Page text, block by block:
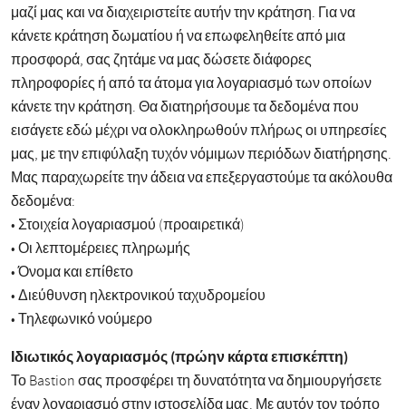
μαζί μας και να διαχειριστείτε αυτήν την κράτηση. Για να
κάνετε κράτηση δωματίου ή να επωφεληθείτε από μια
προσφορά, σας ζητάμε να μας δώσετε διάφορες
πληροφορίες ή από τα άτομα για λογαριασμό των οποίων
κάνετε την κράτηση. Θα διατηρήσουμε τα δεδομένα που
εισάγετε εδώ μέχρι να ολοκληρωθούν πλήρως οι υπηρεσίες
μας, με την επιφύλαξη τυχόν νόμιμων περιόδων διατήρησης.
Μας παραχωρείτε την άδεια να επεξεργαστούμε τα ακόλουθα
δεδομένα:
• Στοιχεία λογαριασμού (προαιρετικά)
• Οι λεπτομέρειες πληρωμής
• Όνομα και επίθετο
• Διεύθυνση ηλεκτρονικού ταχυδρομείου
• Τηλεφωνικό νούμερο
Ιδιωτικός λογαριασμός (πρώην κάρτα επισκέπτη)
Το Bastion σας προσφέρει τη δυνατότητα να δημιουργήσετε
έναν λογαριασμό στην ιστοσελίδα μας. Με αυτόν τον τρόπο